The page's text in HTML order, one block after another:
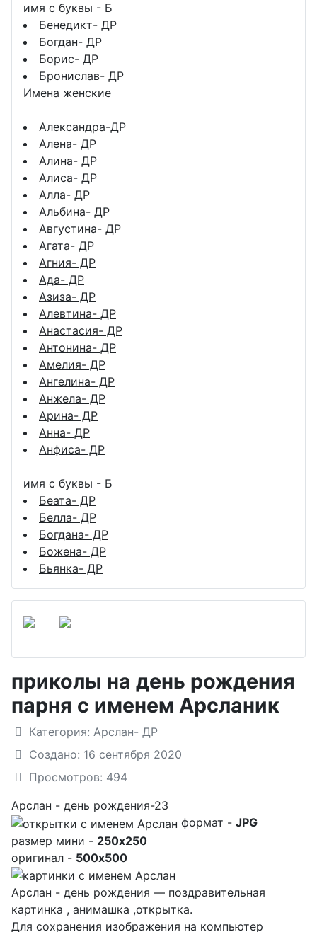
имя с буквы - Б
Бенедикт- ДР
Богдан- ДР
Борис- ДР
Бронислав- ДР
Имена женские
Александра-ДР
Алена- ДР
Алина- ДР
Алиса- ДР
Алла- ДР
Альбина- ДР
Августина- ДР
Агата- ДР
Агния- ДР
Ада- ДР
Азиза- ДР
Алевтина- ДР
Анастасия- ДР
Антонина- ДР
Амелия- ДР
Ангелина- ДР
Анжела- ДР
Арина- ДР
Анна- ДР
Анфиса- ДР
имя с буквы - Б
Беата- ДР
Белла- ДР
Богдана- ДР
Божена- ДР
Бьянка- ДР
приколы на день рождения
парня с именем Арсланик
Подробности
Категория: Арслан- ДР
Создано: 16 сентября 2020
Просмотров: 494
Арслан - день рождения-23
формат - JPG
размер мини - 250x250
оригинал - 500x500
Арслан - день рождения — поздравительная
картинка , анимашка ,открытка.
Для сохранения изображения на компьютер